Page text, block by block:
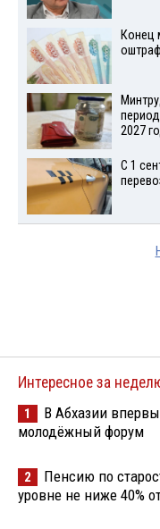
Конец
2027
С 1
Интересное за
1
В Абхазии
молодёжный форум
2
Пенсию по
уровне не ниже 40%